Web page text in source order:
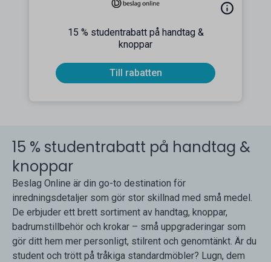
15 % studentrabatt på handtag &
knoppar
Till rabatten
15 % studentrabatt på handtag &
knoppar
Beslag Online är din go-to destination för
inredningsdetaljer som gör stor skillnad med små medel.
De erbjuder ett brett sortiment av handtag, knoppar,
badrumstillbehör och krokar – små uppgraderingar som
gör ditt hem mer personligt, stilrent och genomtänkt. Är du
student och trött på tråkiga standardmöbler? Lugn, dem